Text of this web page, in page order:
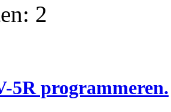
2
5R programmeren.